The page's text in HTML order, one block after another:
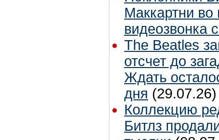
Маккартни во
видеозвонка
The Beatles
отсчет до
Ждать
дня (29.07.26)
Коллекцию
Битлз